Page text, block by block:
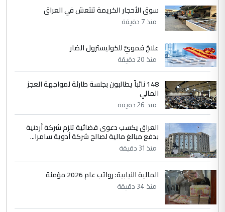
الموضوع :
الجواهري يرد على صدام حسين سل
مضجعيك يابن الزنا (نص كامل)
حيدر عاشور
التعليق : تحياتي لك استاذ حامدتركان. كلام
وثروات البلد يعتمد على الكفاءة ...
الموضوع :
بين الإهمال واغتصاب الأرض.. بلاد
الرافدين تعاني الجفاف والتصحر!!
5 علي
التعليق : هذه الزيارة تنفع لبنان، دون الشعب
العراقي، الذي احترق بحر الصيف، في حين
حكومة الزيدي ...
الموضوع :
سوق الأحجار الكريمة تنتعش في العراق
منذ 7 دقيقة
علاجٌ فمويٌّ للكوليسترول الضار
منذ 20 دقيقة
148 نائباً يطالبون بجلسة طارئة لمواجهة العجز
المالي
منذ 26 دقيقة
العراق يكسب دعوى قضائية تلزم شركة أردنية
بدفع مبالغ مالية لصالح شركة أدوية سامرا...
منذ 31 دقيقة
المالية النيابية: رواتب عام 2026 مؤمنة
منذ 34 دقيقة